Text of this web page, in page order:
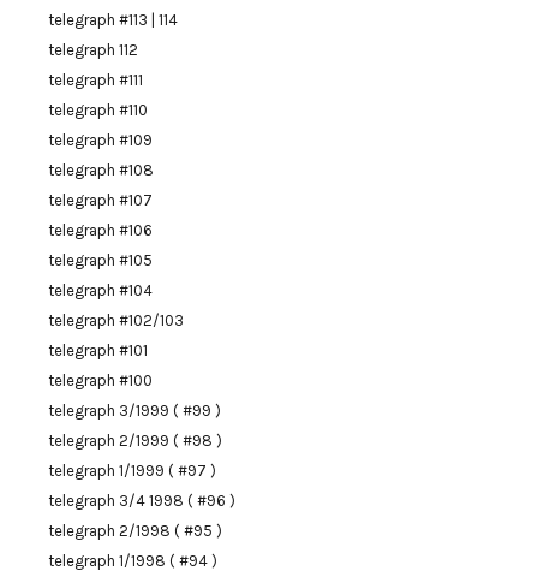
telegraph #113 | 114
telegraph 112
telegraph #111
telegraph #110
telegraph #109
telegraph #108
telegraph #107
telegraph #106
telegraph #105
telegraph #104
telegraph #102/103
telegraph #101
telegraph #100
telegraph 3/1999 ( #99 )
telegraph 2/1999 ( #98 )
telegraph 1/1999 ( #97 )
telegraph 3/4 1998 ( #96 )
telegraph 2/1998 ( #95 )
telegraph 1/1998 ( #94 )